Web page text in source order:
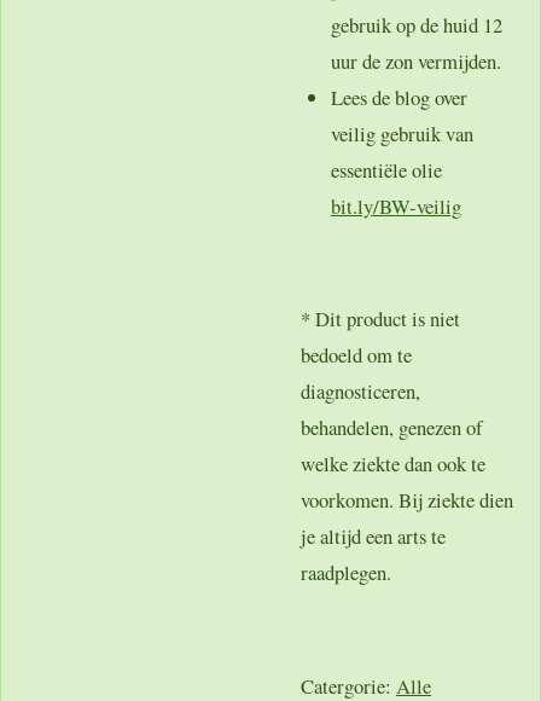
gebruik op de huid 12
uur de zon vermijden.
Lees de blog over
veilig gebruik van
essentiële olie
bit.ly/BW-veilig
* Dit product is niet
bedoeld om te
diagnosticeren,
behandelen, genezen of
welke ziekte dan ook te
voorkomen. Bij ziekte dien
je altijd een arts te
raadplegen.
Catergorie: Alle